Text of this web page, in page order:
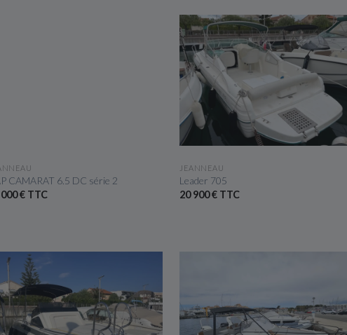
CAMARAT 6.5 DC série 2
€ TTC
JEANNEAU
Leader 705
20 900 € TTC